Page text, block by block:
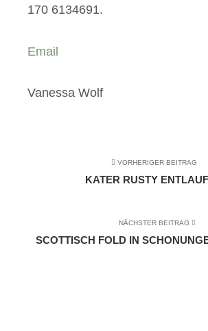
170 6134691.
Email
Vanessa Wolf
VORHERIGER BEITRAG
KATER RUSTY
NÄCHSTER BEITRAG
SCOTTISCH FOLD IN